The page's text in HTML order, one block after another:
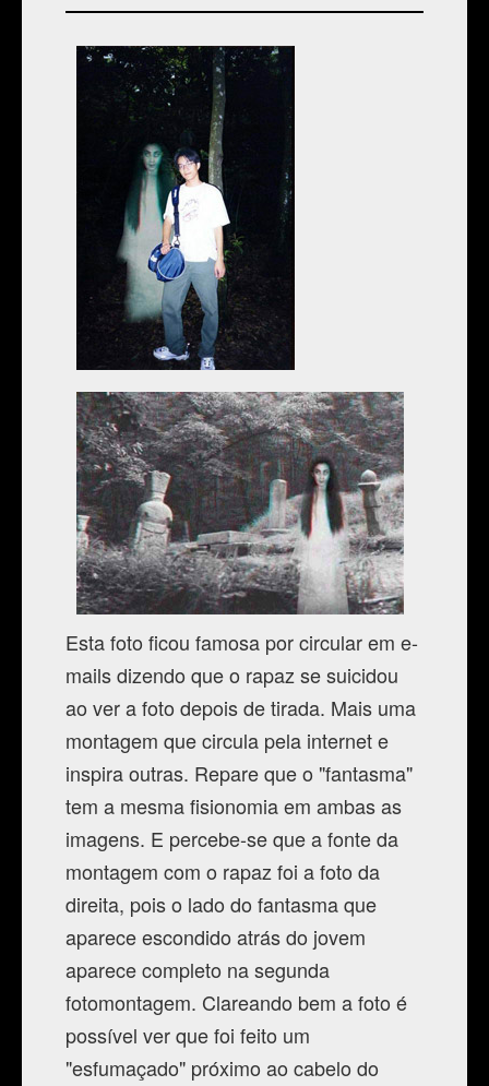
Esta foto ficou famosa por circular em e-
mails dizendo que o rapaz se suicidou
ao ver a foto depois de tirada. Mais uma
montagem que circula pela internet e
inspira outras. Repare que o "fantasma"
tem a mesma fisionomia em ambas as
imagens. E percebe-se que a fonte da
montagem com o rapaz foi a foto da
direita, pois o lado do fantasma que
aparece escondido atrás do jovem
aparece completo na segunda
fotomontagem. Clareando bem a foto é
possível ver que foi feito um
"esfumaçado" próximo ao cabelo do